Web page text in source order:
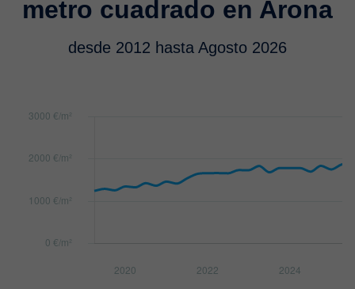
metro cuadrado en Arona
desde 2012 hasta Agosto 2026